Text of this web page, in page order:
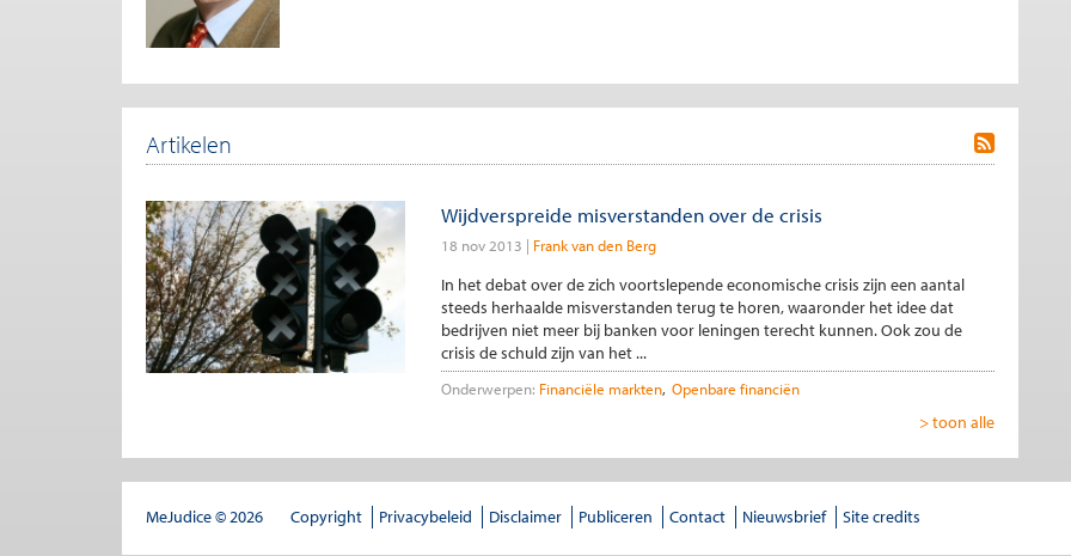
Artikelen
Wijdverspreide misverstanden over de crisis
18 nov 2013 Frank van den Berg
In het debat over de zich voortslepende economische crisis zijn een aantal
steeds herhaalde misverstanden terug te horen, waaronder het idee dat
bedrijven niet meer bij banken voor leningen terecht kunnen. Ook zou de
crisis de schuld zijn van het ...
Onderwerpen: Financiële markten Openbare financiën
> toon alle
MeJudice © 2026 Copyright Privacybeleid Disclaimer Publiceren Contact Nieuwsbrief Site credits